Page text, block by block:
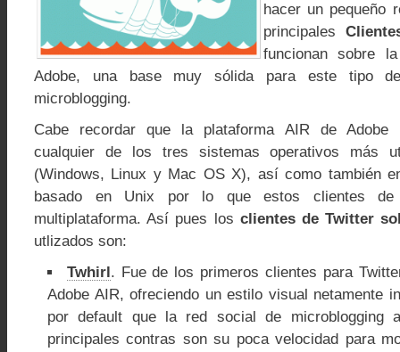
hacer un pequeño
principales
funcionan sobre
Adobe, una base muy sólida para este tipo
microblogging.
Cabe recordar que la plataforma AIR de Adobe
cualquier de los tres sistemas operativos más
(Windows, Linux y Mac OS X), así como también
basado en Unix por lo que estos clientes de
multiplataforma. Así pues los clientes de Twitter
utlizados son:
Twhirl. Fue de los primeros clientes para
Adobe AIR, ofreciendo un estilo visual netamente
por default que la red social de microblogging
principales contras son su poca velocidad para